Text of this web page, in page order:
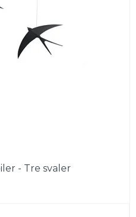
- Tre svaler